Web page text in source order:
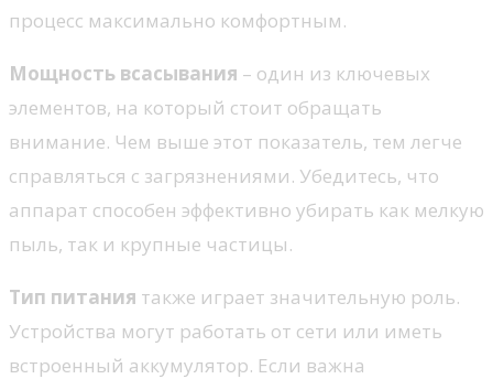
процесс максимально комфортным.
Мощность всасывания – один из ключевых
элементов, на который стоит обращать
внимание. Чем выше этот показатель, тем легче
справляться с загрязнениями. Убедитесь, что
аппарат способен эффективно убирать как мелкую
пыль, так и крупные частицы.
Тип питания также играет значительную роль.
Устройства могут работать от сети или иметь
встроенный аккумулятор. Если важна